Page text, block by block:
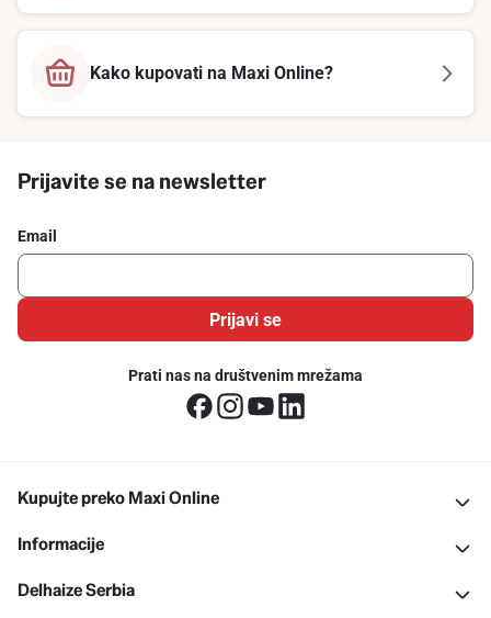
Kako kupovati na Maxi Online?
Prijavite se na newsletter
Email
Prijavi se
Prati nas na društvenim mrežama
Kupujte preko Maxi Online
Informacije
Delhaize Serbia